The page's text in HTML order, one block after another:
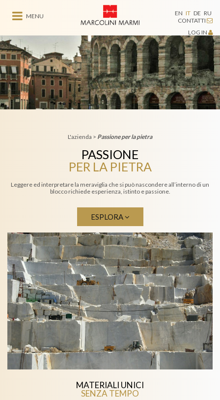
MENU EN IT DE RU
CONTATTI
LOG IN
L'azienda > Passione per la pietra
PASSIONE
PER LA PIETRA
Leggere ed interpretare la meraviglia che si può nascondere all’interno di un
blocco richiede esperienza, istinto e passione.
ESPLORA
MATERIALI UNICI
SENZA TEMPO